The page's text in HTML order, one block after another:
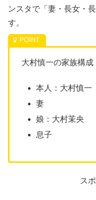
ンスタで「妻・長女 ・
す。
大村慎一の家族構成
本人：大村慎一
妻
娘：大村茉央
息子
ス